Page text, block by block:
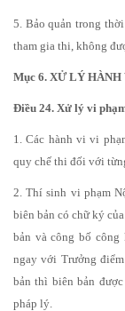
5. Bảo quản trong
tham gia thi, không
Mục 6. XỬ LÝ
Điều 24. Xử lý vi
1. Các hành vi vi
quy chế thi đối với
2. Thí sinh vi phạm
biên bản có chữ ký
bản và công bố
ngay với Trưởng
bản thì biên bản
pháp lý.